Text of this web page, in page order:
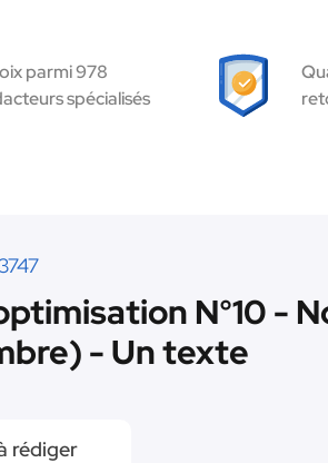
parmi 978
spécialisés
N°10 -
- Un texte
rédiger